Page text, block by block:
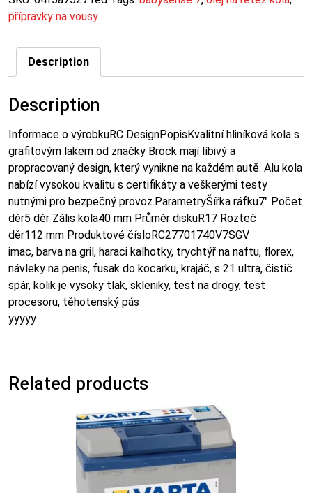
přípravky na vousy
Description
Description
Informace o výrobkuRC DesignPopisKvalitní hliníková kola s
grafitovým lakem od značky Brock mají líbivý a
propracovaný design, který vynikne na každém autě. Alu kola
nabízí vysokou kvalitu s certifikáty a veškerými testy
nutnými pro bezpečný provoz.ParametryŠířka ráfku7″ Počet
děr5 děr Zális kola40 mm Průměr diskuR17 Rozteč
děr112 mm Produktové čísloRC27701740V7SGV
imac, barva na gril, haraci kalhotky, trychtýř na naftu, florex,
návleky na penis, fusak do kocarku, krajáč, s 21 ultra, čistič
spár, kolik je vysoky tlak, skleniky, test na drogy, test
procesoru, těhotenský pás
yyyyy
Related products